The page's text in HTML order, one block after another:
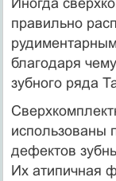
правильно
благодаря
зубного ряда
использованы
дефектов
Их атипичная